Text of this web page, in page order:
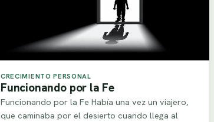
CRECIMIENTO PERSONAL
Funcionando por la Fe
Funcionando por la Fe Había una vez un viajero,
que caminaba por el desierto cuando llega al